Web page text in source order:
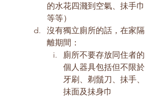
的水花四濺到空氣、抺手巾
等等）
沒有獨立廁所的話，在家隔
離期間：
廁所不要存放同住者的
個人器具包括但不限於
牙刷、剃鬚刀、抺手、
抺面及抺身巾